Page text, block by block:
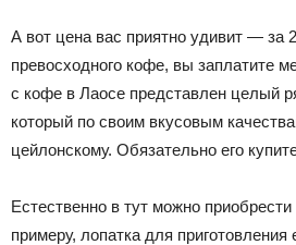
А вот цена вас приятно удивит — за
превосходного кофе, вы заплатите
с кофе в Лаосе представлен целый
который по своим вкусовым
цейлонскому. Обязательно его
Естественно в тут можно
примеру, лопатка для